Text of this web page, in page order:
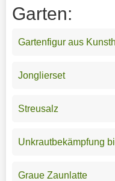
Garten:
Gartenfigur aus
Jonglierset
Streusalz
Unkrautbekämpfung
Graue Zaunlatte